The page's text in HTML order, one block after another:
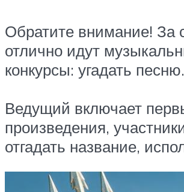
Обратите внимание! За
отлично идут
конкурсы: угадать песню.
Ведущий включает
произведения,
отгадать название,